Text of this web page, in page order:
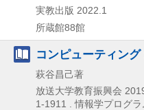
実教出版 2022.1
所蔵館88館
コンピューティン
萩谷昌己著
放送大学教育振興会
1-1911 . 情報学プログ